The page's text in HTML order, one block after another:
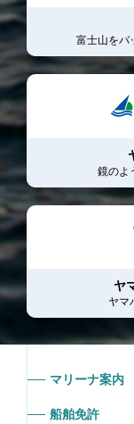
富士山をバ
鏡のよ
ヤ
ヤマ
マリーナ案内
船舶免許